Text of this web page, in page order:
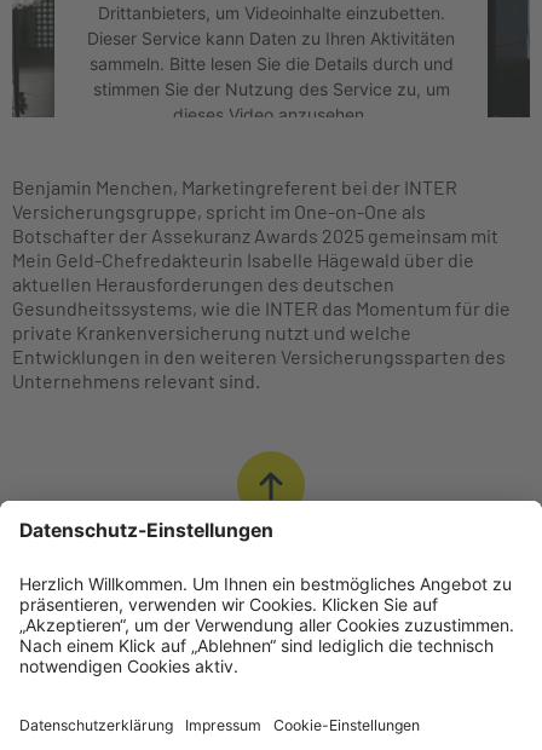
Drittanbieters, um Videoinhalte einzubetten.
Dieser Service kann Daten zu Ihren Aktivitäten
sammeln. Bitte lesen Sie die Details durch und
stimmen Sie der Nutzung des Service zu, um
dieses Video anzusehen.
Mehr Informationen
Akzeptieren
Benjamin Menchen, Marketingreferent bei der INTER
Versicherungsgruppe, spricht im One-on-One als
Botschafter der Assekuranz Awards 2025 gemeinsam mit
Mein Geld-Chefredakteurin Isabelle Hägewald über die
aktuellen Herausforderungen des deutschen
Gesundheitssystems, wie die INTER das Momentum für die
private Krankenversicherung nutzt und welche
Entwicklungen in den weiteren Versicherungssparten des
Unternehmens relevant sind.
Nach Oben
© INTER Versicherungsgruppe
Impressum